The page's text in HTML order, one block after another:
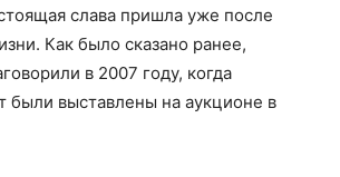
слава пришла уже после
Как было сказано ранее,
в 2007 году, когда
были выставлены на аукционе в